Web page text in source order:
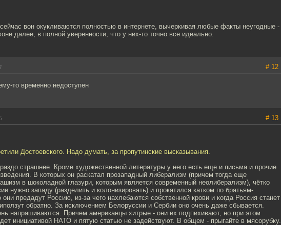
вон окукливаются полностью в интернете, вычеркивая любые факты неугодные -
далее, в полной уверенности, что у них-то точно все идеально.
# 12
то временно недоступен
# 13
Достоевского. Надо думать, за пропутинские высказывания.
страшнее. Кроме художественной литературы у него есть еще и письма и прочие
В которых он раскатал прозападный либерализм (причем тогда еще
в шоколадной глазури, которым является современный неолиберализм), чётко
нужно западу (разделить и колонизировать) и прокатился катком по братьям-
предадут Россию, из-за чего нахлебаются собственной крови и когда Россия станет
обратно. За исключением Белоруссии и Сербии оно очень даже сбывается.
напрашиваются. Причем американцы хитрые - они их подпихивают, но при этом
инициативой НАТО и пятую статью не задействуют. В общем - прыгайте в мясорубку.